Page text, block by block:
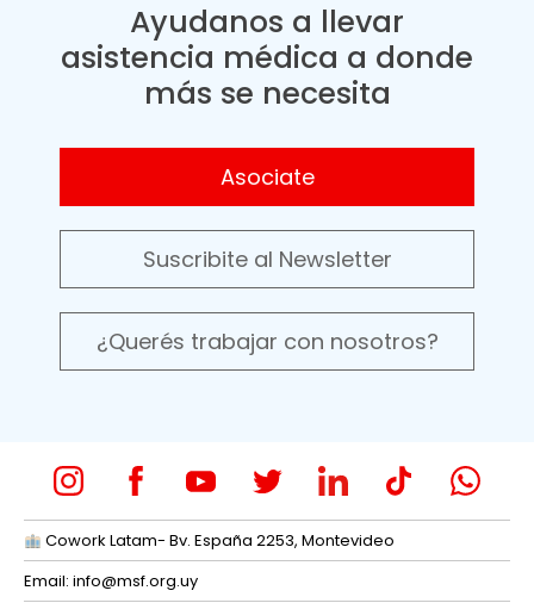
Ayudanos a llevar
asistencia médica a donde
más se necesita
Asociate
Suscribite al Newsletter
¿Querés trabajar con nosotros?
Cowork Latam- Bv. España 2253, Montevideo
Email: info@msf.org.uy